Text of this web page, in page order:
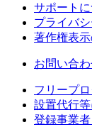
サポート
プライバ
著作権表
お問い合
フリープ
設置代行
登録事業者